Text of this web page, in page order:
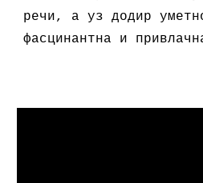
речи, а уз додир
фасцинантна и